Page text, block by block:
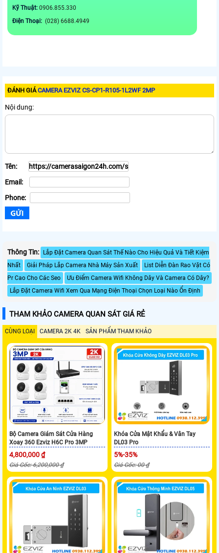
Kỹ Thuật: 0906.855.330
Điện Thoại: (028) 6688.4949
ĐÁNH GIÁCAMERA EZVIZ CS-CP1-R105-1L2WF 2MP
Nội dung:
Tên:
Email:
Phone:
Thông Tin:
Lắp Đặt Camera Quan Sát Thế Nào Cho Hiệu Quả Và Tiết Kiệm
Nhất
Giải Pháp Lắp Camera Nhà Máy Sản Xuất
List Diễn Đàn Rao Vặt Có
Pr Cao Cho Các Seo
Ưu Điểm Camera Wifi Không Dây Và Camera Có Dây?
Lắp Đặt Camera Wifi Xem Qua Mạng Điện Thoại Chọn Loại Nào Ổn Định
THAM KHẢO CAMERA QUAN SÁT GIÁ RẺ
CÙNG LOẠI CAMERA 2K 4K SẢN PHẨM THAM KHẢO
Bộ Camera Giám Sát Cửa Hàng
Xoay 360 Ezviz H6C Pro 3MP
4,800,000 ₫
Giá Gốc: 6,200,000 ₫
Khóa Cửa Mật Khẩu & Vân Tay
DL03 Pro
5%-35%
Giá Gốc: 00 ₫